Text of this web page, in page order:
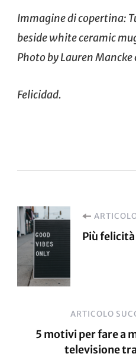
Immagine di copertina:
beside white ceramic
Photo byLauren Mancke
Felicidad.
articoli
Più
ARTICOLO
5 motivi per fare a
televisione